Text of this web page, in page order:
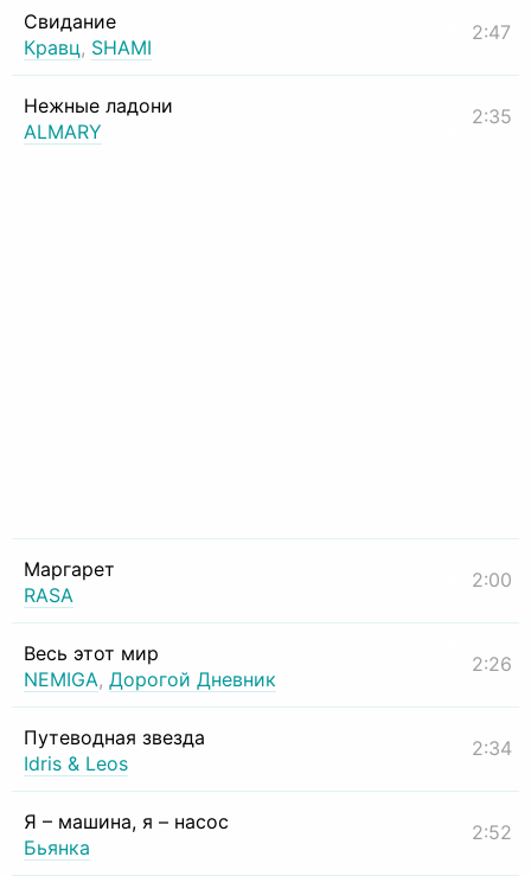
Свидание
Кравц, SHAMI
2:47
Нежные ладони
ALMARY
2:35
Маргарет
RASA
2:00
Весь этот мир
NEMIGA, Дорогой Дневник
2:26
Путеводная звезда
Idris & Leos
2:34
Я – машина, я – насос
Бьянка
2:52